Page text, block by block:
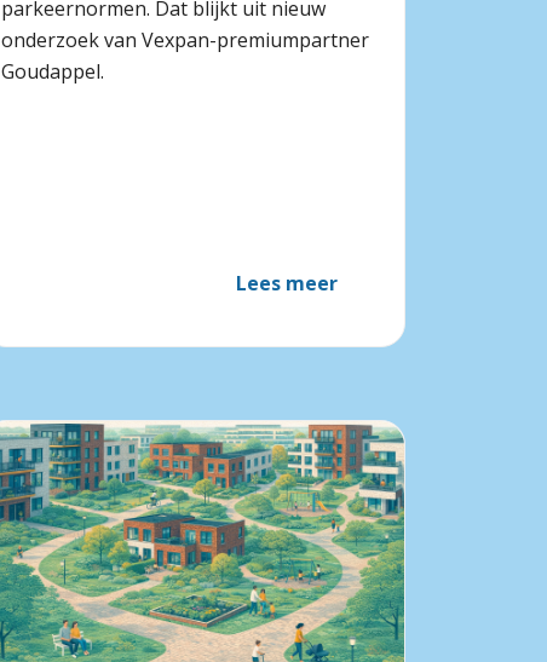
parkeernormen. Dat blijkt uit nieuw
onderzoek van Vexpan-premiumpartner
Goudappel.
Lees meer